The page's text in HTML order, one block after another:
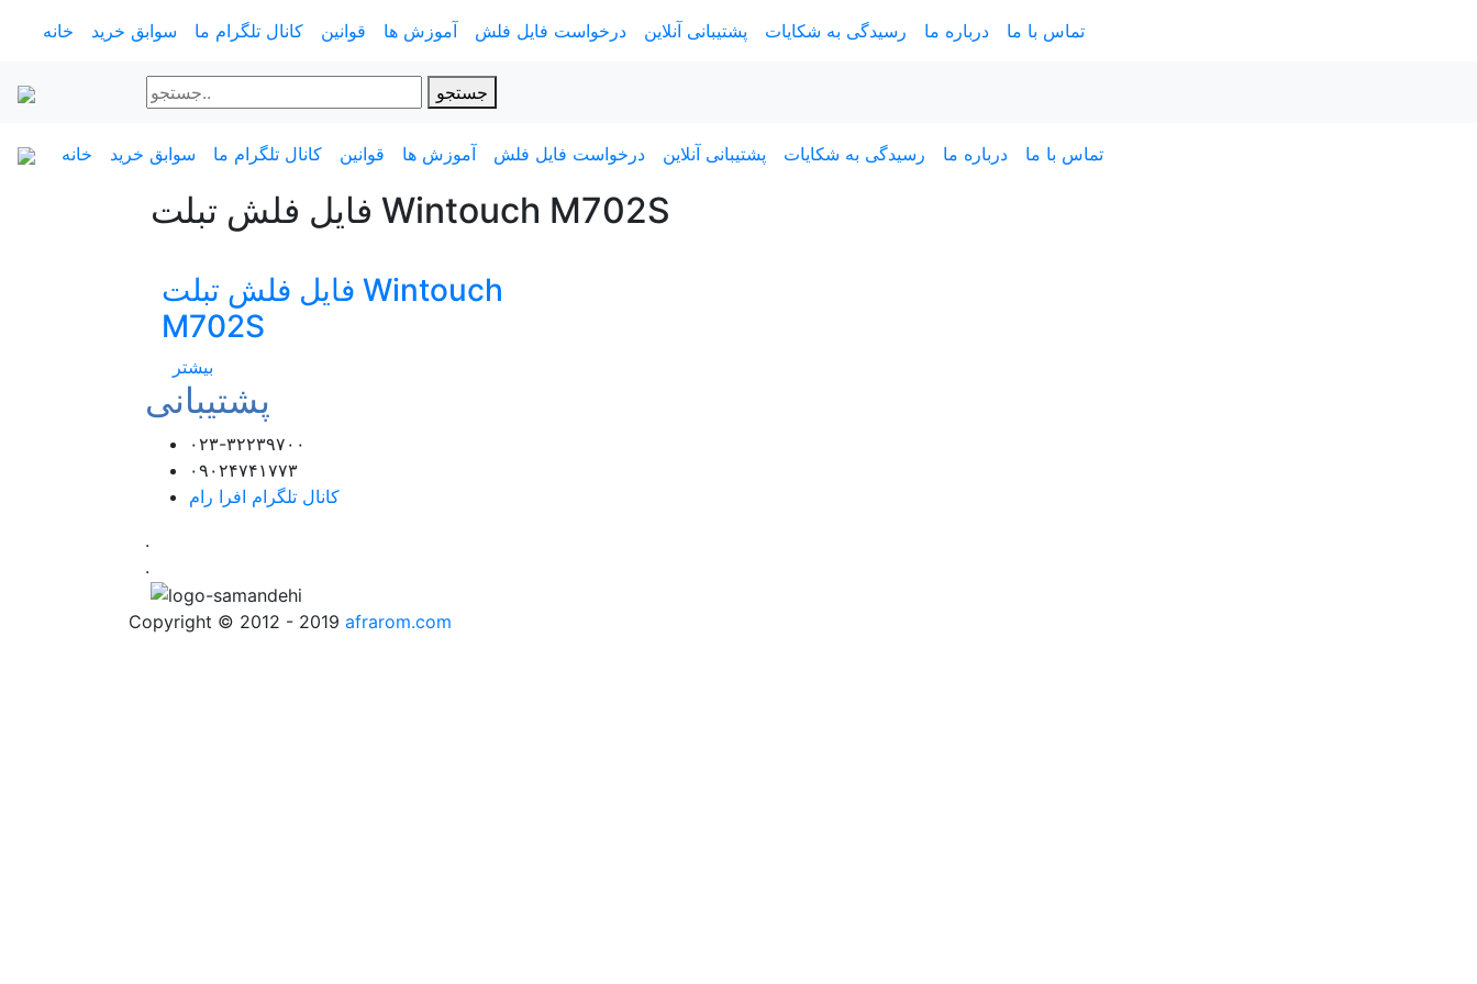
خانه سوابق خرید کانال تلگرام ما قوانین آموزش ها درخواست فایل فلش پشتیبانی آنلاین رسیدگی به شکایات درباره ما تماس با ما
جستجو
خانه سوابق خرید کانال تلگرام ما قوانین آموزش ها درخواست فایل فلش پشتیبانی آنلاین رسیدگی به شکایات درباره ما تماس با ما
فایل فلش تبلت Wintouch M702S
فایل فلش تبلت Wintouch
M702S
بیشتر
پشتیبانی
۰۲۳-۳۲۲۳۹۷۰۰
۰۹۰۲۴۷۴۱۷۷۳
کانال تلگرام افرا رام
.
.
Copyright © 2012 - 2019 afrarom.com